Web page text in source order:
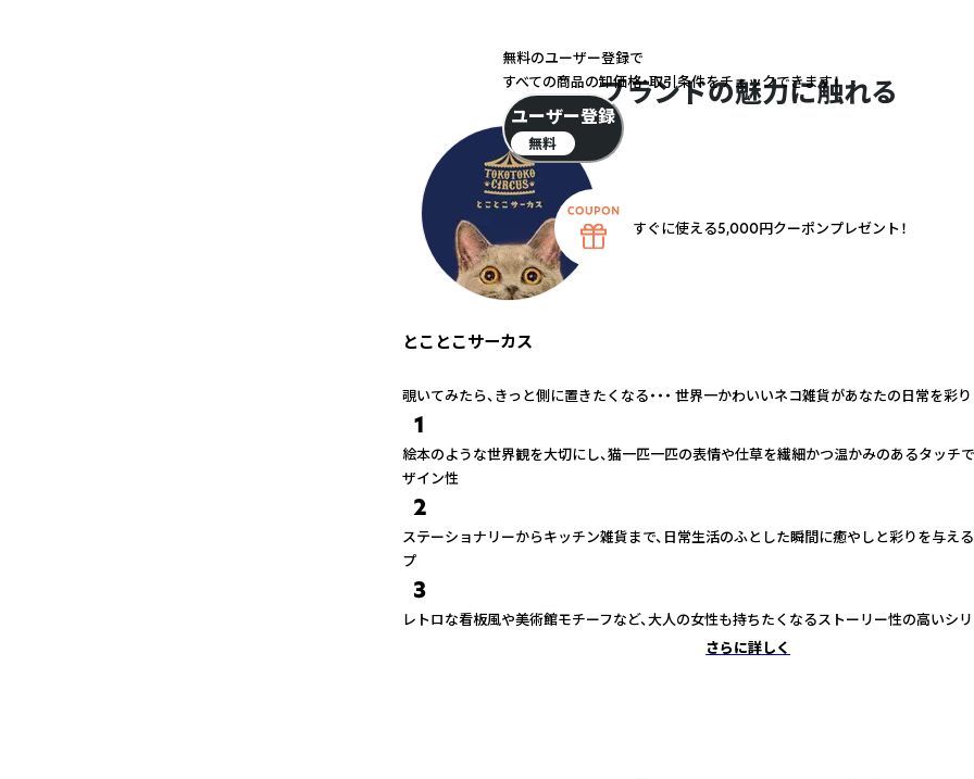
ブランドの魅力に触れる
とことこサーカス
覗いてみたら、きっと側に置きたくなる・・・ 世界一かわいいネコ雑貨があなたの日常を彩り
1
絵本のような世界観を大切にし、猫一匹一匹の表情や仕草を繊細かつ温かみのあるタッチ
ザイン性
2
ステーショナリーからキッチン雑貨まで、日常生活のふとした瞬間に癒やしと彩りを与え
プ
3
レトロな看板風や美術館モチーフなど、大人の女性も持ちたくなるストーリー性の高いシ
さらに詳しく
無料のユーザー登録で
すべての商品の卸価格・取引条件をチェックできます！
ユーザー登録
無料
すぐに使える5,000円クーポンプレゼント！